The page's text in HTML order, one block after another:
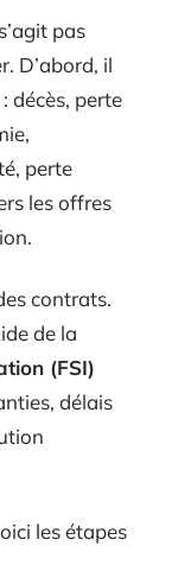
pas
D’abord, il
décès, perte
perte
les offres
contrats.
de la
(FSI)
délais
les étapes